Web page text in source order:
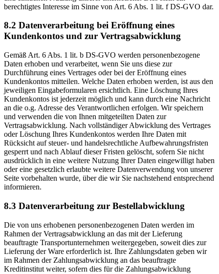
berechtigtes Interesse im Sinne von Art. 6 Abs. 1 lit. f DS-GVO dar.
8.2 Datenverarbeitung bei Eröffnung eines
Kundenkontos und zur Vertragsabwicklung
Gemäß Art. 6 Abs. 1 lit. b DS-GVO werden personenbezogene
Daten erhoben und verarbeitet, wenn Sie uns diese zur
Durchführung eines Vertrages oder bei der Eröffnung eines
Kundenkontos mitteilen. Welche Daten erhoben werden, ist aus den
jeweiligen Eingabeformularen ersichtlich. Eine Löschung Ihres
Kundenkontos ist jederzeit möglich und kann durch eine Nachricht
an die o.g. Adresse des Verantwortlichen erfolgen. Wir speichern
und verwenden die von Ihnen mitgeteilten Daten zur
Vertragsabwicklung. Nach vollständiger Abwicklung des Vertrages
oder Löschung Ihres Kundenkontos werden Ihre Daten mit
Rücksicht auf steuer- und handelsrechtliche Aufbewahrungsfristen
gesperrt und nach Ablauf dieser Fristen gelöscht, sofern Sie nicht
ausdrücklich in eine weitere Nutzung Ihrer Daten eingewilligt haben
oder eine gesetzlich erlaubte weitere Datenverwendung von unserer
Seite vorbehalten wurde, über die wir Sie nachstehend entsprechend
informieren.
8.3 Datenverarbeitung zur Bestellabwicklung
Die von uns erhobenen personenbezogenen Daten werden im
Rahmen der Vertragsabwicklung an das mit der Lieferung
beauftragte Transportunternehmen weitergegeben, soweit dies zur
Lieferung der Ware erforderlich ist. Ihre Zahlungsdaten geben wir
im Rahmen der Zahlungsabwicklung an das beauftragte
Kreditinstitut weiter, sofern dies für die Zahlungsabwicklung